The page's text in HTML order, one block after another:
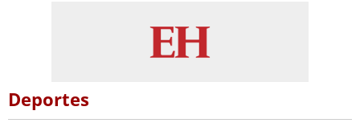
Deportes